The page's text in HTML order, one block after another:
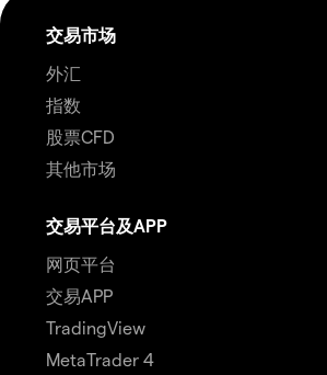
交易市场
外汇
指数
股票CFD
其他市场
交易平台及APP
网页平台
交易APP
TradingView
MetaTrader 4